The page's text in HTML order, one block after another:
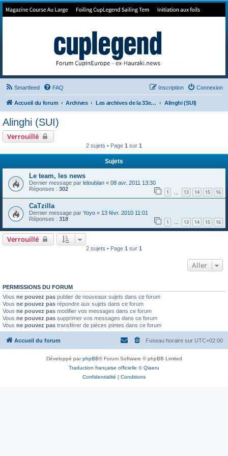
Forum de Cup In Europe
Smartfeed FAQ Connexion
Inscription
Accueil du forum Archives Les archives de la 33e America's Cup Alinghi (SUI)
Alinghi (SUI)
Verrouillé
2 sujets • Page 1 sur 1
Sujets
Le team, les news
Dernier message par leloublan « 08 avr. 2011 13:30
Réponses : 302 1 13 14 15 16
CaTzilla
Dernier message par Yoyo « 13 févr. 2010 11:01
Réponses : 318 1 … 13 14 15 16
Verrouillé
2 sujets • Page 1 sur 1
Aller
PERMISSIONS DU FORUM
Vous ne pouvez pas publier de nouveaux sujets dans ce forum
Vous ne pouvez pas répondre aux sujets dans ce forum
Vous ne pouvez pas modifier vos messages dans ce forum
Vous ne pouvez pas supprimer vos messages dans ce forum
Vous ne pouvez pas transférer de pièces jointes dans ce forum
Accueil du forum Fuseau horaire sur UTC+02:00
Développé parphpBB® Forum Software © phpBB Limited
Traduction française officielle ©Qiaeru
Confidentialité | Conditions